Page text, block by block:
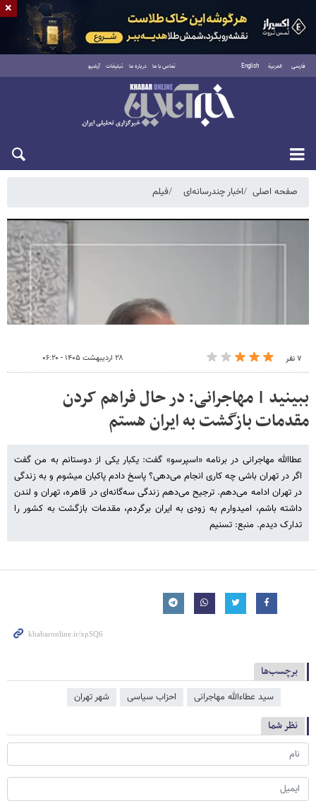
فارسی العربية English تماس با ما درباره ما تبلیغات آرشیو
شنبه ۱۷ مرداد ۱۴۰۵
صفحه اصلی اخبار چندرسانه‌ای فیلم
۷ نفر ۲۸ اردیبهشت ۱۴۰۵ - ۰۶:۲۰
ببینید | مهاجرانی: در حال فراهم کردن
مقدمات بازگشت به ایران هستم
عطاالله مهاجرانی در برنامه «اسپرسو» گفت: یکبار یکی از دوستانم به من گفت
اگر در تهران باشی چه کاری انجام می‌دهی؟ پاسخ دادم پاکبان میشوم و به زندگی
در تهران ادامه می‌دهم. ترجیح می‌دهم زندگی سه‌گانه‌ای در قاهره، تهران و لندن
داشته باشم، امیدوارم به زودی به ایران برگردم، مقدمات بازگشت به کشور را
تدارک دیدم. منبع: تسنیم
برچسب‌ها
سید عطاءالله مهاجرانی احزاب سیاسی شهر تهران
نظر شما
×